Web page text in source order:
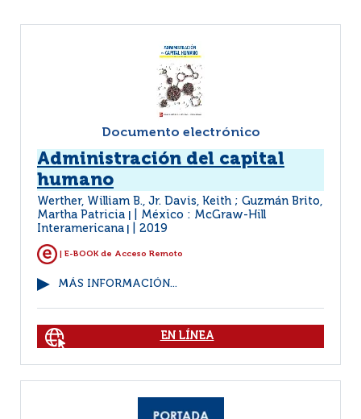
Documento electrónico
Administración del capital
humano
Werther, William B., Jr. Davis, Keith ; Guzmán Brito,
Martha Patricia
México : McGraw-Hill
Interamericana
2019
| E-BOOK de Acceso Remoto
MÁS INFORMACIÓN...
EN LÍNEA